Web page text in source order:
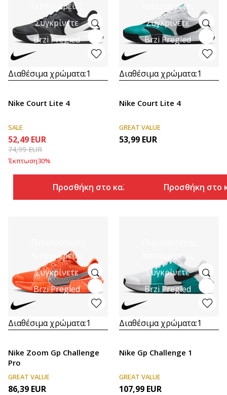
λεπτομέρειες
Συγκρίνετε
Brzi Pregled
Διαθέσιμα χρώματα:1
Nike Court Lite 4
SALE
52,49 EUR
74,99EUR
Έκπτωση30%
Προσθήκη στο καλάθι
λεπτομέρειες
Συγκρίνετε
Brzi Pregled
Διαθέσιμα χρώματα:1
Nike Court Lite 4
GREAT VALUE
53,99 EUR
Προσθήκη στο
λεπτομέρειες
Συγκρίνετε
Brzi Pregled
Διαθέσιμα χρώματα:1
Nike Zoom Gp Challenge
Pro
GREAT VALUE
86,39 EUR
λεπτομέρειες
Συγκρίνετε
Brzi Pregled
Διαθέσιμα χρώματα:1
Nike Gp Challenge 1
GREAT VALUE
107,99 EUR